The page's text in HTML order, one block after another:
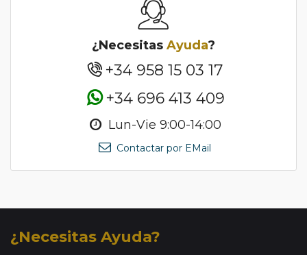
¿Necesitas Ayuda?
+34 958 15 03 17
+34 696 413 409
Lun-Vie 9:00-14:00
Contactar por EMail
¿Necesitas Ayuda?